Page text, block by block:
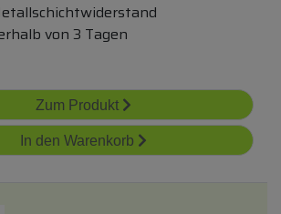
von 3 Tagen
Zum Produkt
In den Warenkorb